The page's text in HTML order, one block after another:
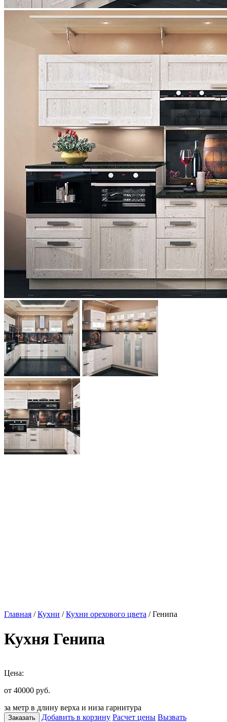
Главная /Кухни /Кухни орехового цвета / Генипа
Кухня Генипа
Цена:
от 40000 руб.
за метр в длину верха и низа гарнитура
Заказать Добавить в корзину Расчет цены Вызвать